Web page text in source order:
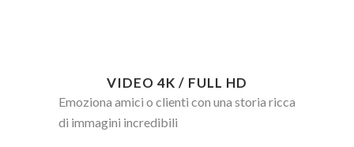
VIDEO 4K / FULL HD
Emoziona amici o clienti con una storia ricca
di immagini incredibili